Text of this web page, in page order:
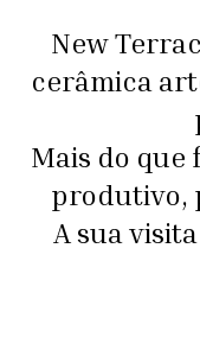
New
cerâmica
Mais do que
produtivo,
A sua